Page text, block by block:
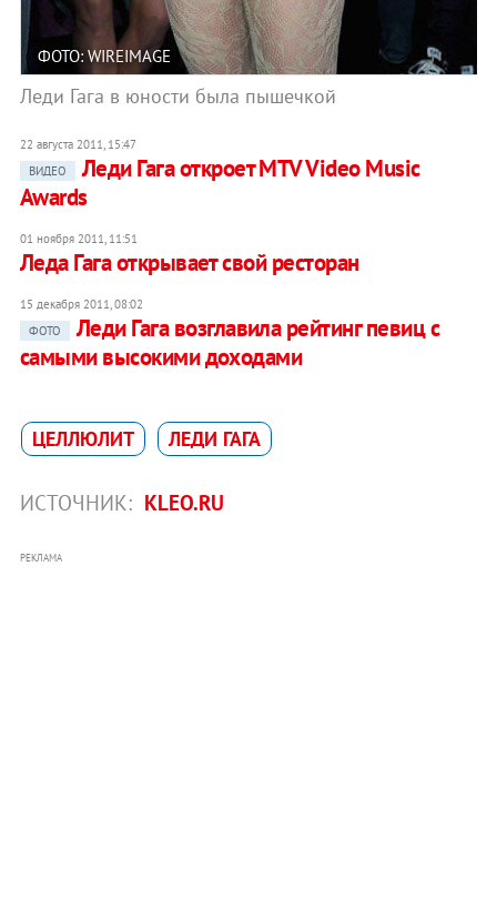
ФОТО: WIREIMAGE
Леди Гага в юности была пышечкой
22 августа 2011, 15:47
ВИДЕО
Леди Гага откроет MTV Video Music
Awards
01 ноября 2011, 11:51
Леда Гага открывает свой ресторан
15 декабря 2011, 08:02
ФОТО
Леди Гага возглавила рейтинг певиц с
самыми высокими доходами
ЦЕЛЛЮЛИТ ЛЕДИ ГАГА
ИСТОЧНИК: KLEO.RU
РЕКЛАМА